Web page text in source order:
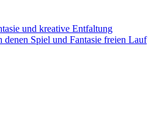
und kreative Entfaltung
denen Spiel und Fantasie freien Lauf